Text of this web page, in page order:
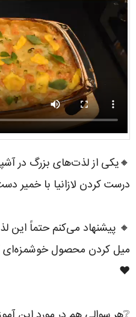
🔸یکی از لذت‌های بزرگ در
درست کردن لازانیا با خمیر
🔸 پیشنهاد می‌کنم حتماً این
میل کردن محصول خوشمزه‌ای
❤️ ‌